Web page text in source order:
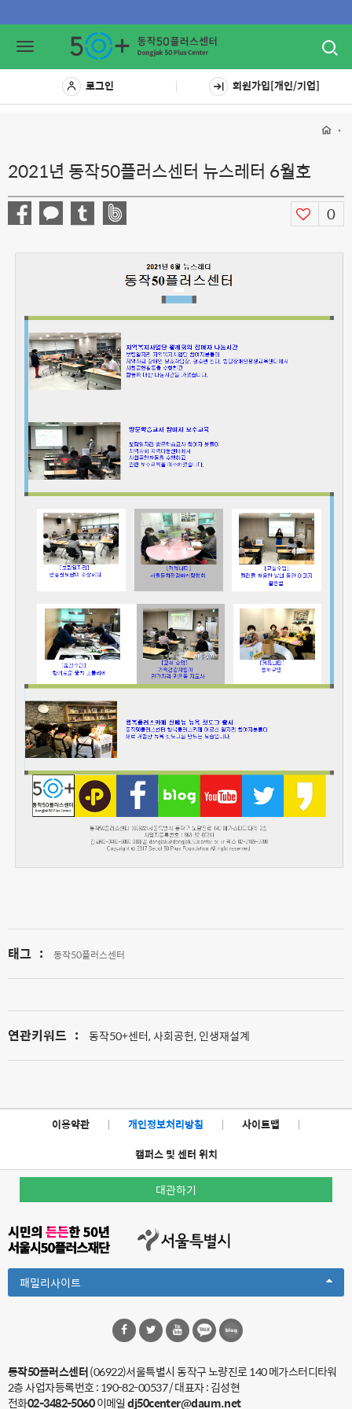
Toggle
로그인 회원가입[개인/기업]
2021년 동작50플러스센터 뉴스레터 6월호
0
태그 : 동작50플러스센터
연관키워드 : 동작50+센터, 사회공헌, 인생재설계
이용약관 | 개인정보처리방침 | 사이트맵
|
캠퍼스 및 센터 위치
대관하기
패밀리사이트Toggle
Dropdown
동작50플러스센터(06922)서울특별시 동작구 노량진로 140 메가스터디타워
2층사업자등록번호 : 190-82-00537 / 대표자 : 김성현
전화02-3482-5060이메일dj50center@daum.net